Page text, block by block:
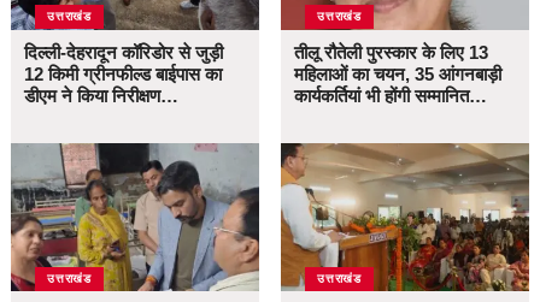
उत्तराखंड
दिल्ली-देहरादून कॉरिडोर से जुड़ी
12 किमी ग्रीनफील्ड बाईपास का
डीएम ने किया निरीक्षण…
उत्तराखंड
उत्तराखंड
तीलू रौतेली पुरस्कार के लिए 13
महिलाओं का चयन, 35 आंगनबाड़ी
कार्यकर्तियां भी होंगी सम्मानित…
उत्तराखंड